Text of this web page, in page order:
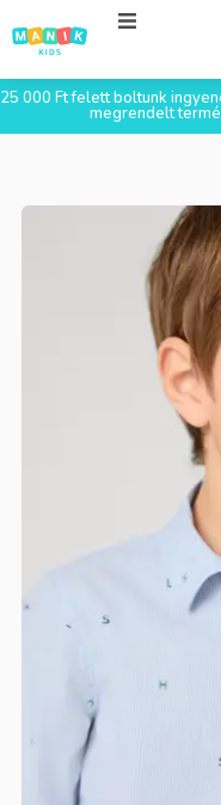
25 000 Ft felett boltunk
megrendelt